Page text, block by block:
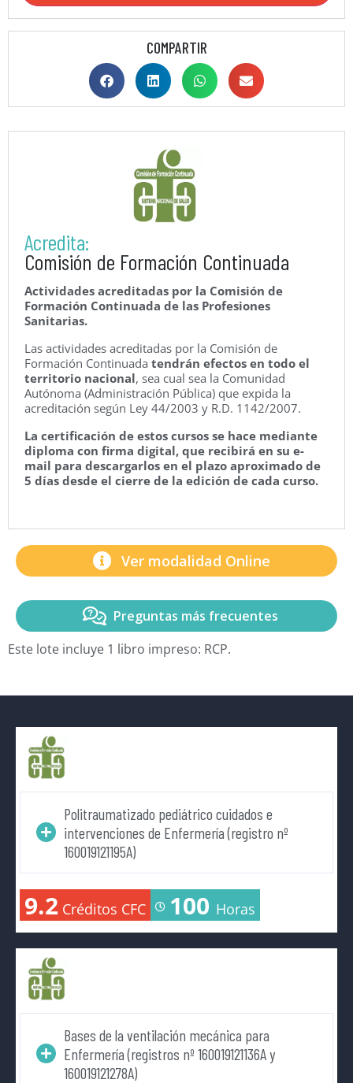
COMPARTIR
Acredita:
Comisión de Formación Continuada
Actividades acreditadas por la Comisión de
Formación Continuada de las Profesiones
Sanitarias.
Las actividades acreditadas por la Comisión de
Formación Continuada tendrán efectos en todo el
territorio nacional, sea cual sea la Comunidad
Autónoma (Administración Pública) que expida la
acreditación según Ley 44/2003 y R.D. 1142/2007.
La certificación de estos cursos se hace mediante
diploma con firma digital, que recibirá en su e-
mail para descargarlos en el plazo aproximado de
5 días desde el cierre de la edición de cada curso.
Ver modalidad Online
Preguntas más frecuentes
Este lote incluye 1 libro impreso: RCP.
Politraumatizado pediátrico cuidados e
intervenciones de Enfermería (registro nº
160019121195A)
9.2 Créditos CFC 100 Horas
Bases de la ventilación mecánica para
Enfermería (registros nº 160019121136A y
160019121278A)